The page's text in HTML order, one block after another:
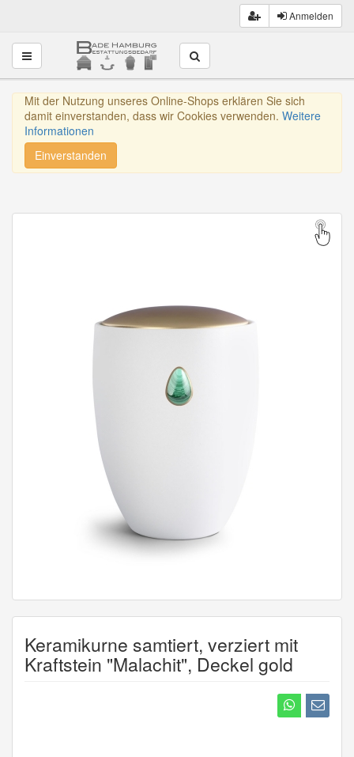
Anmelden
Toggle navigation
Mit der Nutzung unseres Online-Shops erklären Sie sich
damit einverstanden, dass wir Cookies verwenden. Weitere
Informationen
Einverstanden
Keramikurne samtiert, verziert mit
Kraftstein "Malachit", Deckel gold